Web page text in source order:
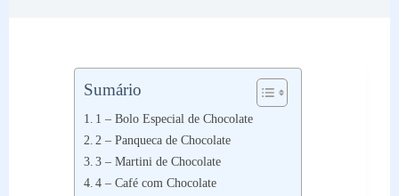
Sumário
1 – Bolo Especial de Chocolate
2 – Panqueca de Chocolate
3 – Martini de Chocolate
4 – Café com Chocolate